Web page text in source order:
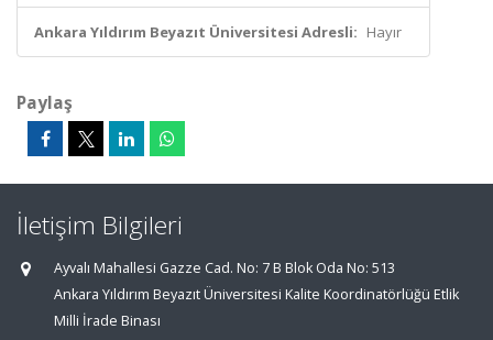
Ankara Yıldırım Beyazıt Üniversitesi Adresli: Hayır
Paylaş
İletişim Bilgileri
Ayvalı Mahallesi Gazze Cad. No: 7 B Blok Oda No: 513
Ankara Yıldırım Beyazıt Üniversitesi Kalite Koordinatörlüğü Etlik
Milli İrade Binası